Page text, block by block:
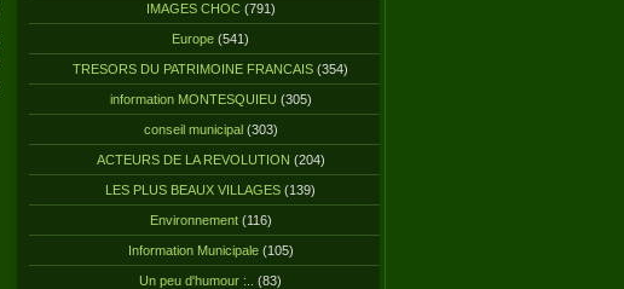
IMAGES CHOC(791)
Europe (541)
TRESORS DU PATRIMOINE FRANCAIS (354)
information MONTESQUIEU (305)
conseil municipal(303)
ACTEURS DE LA REVOLUTION (204)
LES PLUS BEAUX VILLAGES (139)
Environnement(116)
Information Municipale(105)
Un peu d'humour :.. (83)